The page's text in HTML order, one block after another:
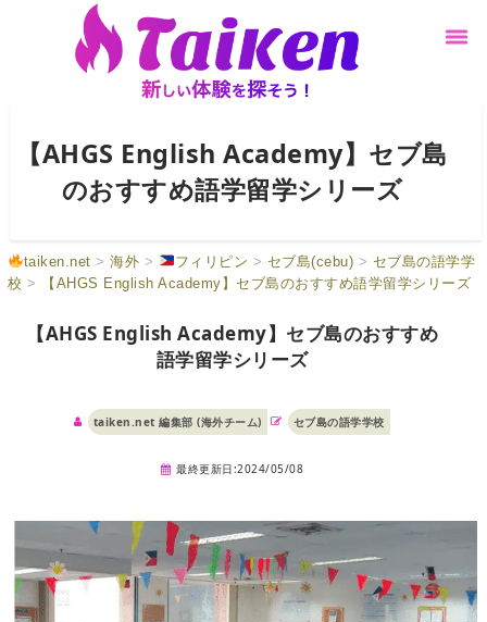
【AHGS English Academy】セブ島
のおすすめ語学留学シリーズ
taiken.net >海外 > フィリピン > セブ島(cebu) > セブ島の語学学
校 > 【AHGS English Academy】セブ島のおすすめ語学留学シリーズ
【AHGS English Academy】セブ島のおすすめ
語学留学シリーズ
taiken.net 編集部 (海外チーム) セブ島の語学学校
最終更新日:2024/05/08